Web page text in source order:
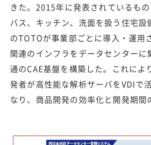
きた。2015年に発表されているも
バス、キッチン、洗面を扱う住宅設
のTOTOが事業部ごとに導入・運用
関連のインフラをデータセンターに
通のCAE基盤を構築した。これによ
発者が高性能な解析サーバをVDIで
なり、商品開発の効率化と開発期間